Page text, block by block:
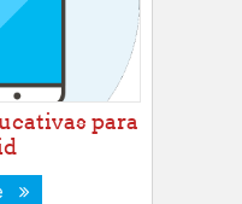
para